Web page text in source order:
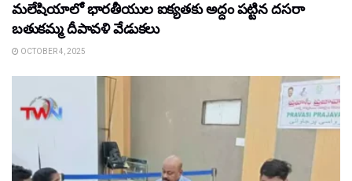
మలేషియాలో భారతీయుల ఐక్యతకు అద్దం పట్టిన దసరా
బతుకమ్మ దీపావళి వేడుకలు
OCTOBER 4, 2025